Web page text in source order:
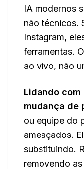
IA modernos
não técnicos.
Instagram,
ferramentas.
ao vivo, não
Lidando com
mudança de
ou equipe do
ameaçados.
substituindo.
removendo